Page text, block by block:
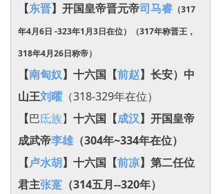
【东晋】开国皇帝晋元帝司马睿 （317
年4月6日 -323年1月3日在位）（317年称晋王，
318年4月26日称帝）
【南匈奴】十六国【前赵】 长安）中
山王刘曜 （318-329年在位）
【巴氐族】 十六国【成汉】 开国皇帝
成武帝李雄（304年~334年在位）
【卢水胡】十六国【前凉】第二任位
君主张寔 （314五月--320年）